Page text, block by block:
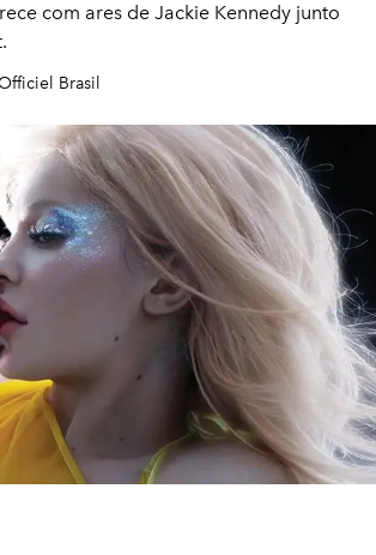
com ares de Jackie Kennedy junto
Brasil